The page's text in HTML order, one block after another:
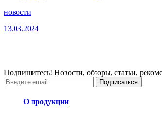
новости
13.03.2024
Подпишитесь! Новости, обзоры, статьи,
Подписаться
О продукции